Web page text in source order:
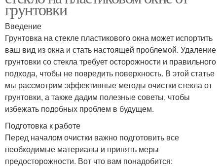
грунтовки
Введение
Грунтовка на стекле пластикового окна может испортить
ваш вид из окна и стать настоящей проблемой. Удаление
грунтовки со стекла требует осторожности и правильного
подхода, чтобы не повредить поверхность. В этой статье
мы рассмотрим эффективные методы очистки стекла от
грунтовки, а также дадим полезные советы, чтобы
избежать подобных проблем в будущем.
Подготовка к работе
Перед началом очистки важно подготовить все
необходимые материалы и принять меры
предосторожности. Вот что вам понадобится: